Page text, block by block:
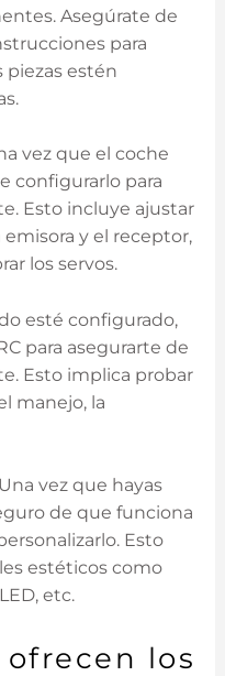
Asegúrate de
para
piezas estén
vez que el coche
configurarlo para
Esto incluye ajustar
emisora y el receptor,
los servos.
esté configurado,
para asegurarte de
Esto implica probar
manejo, la
vez que hayas
de que funciona
Esto
estéticos como
etc.
ofrecen los